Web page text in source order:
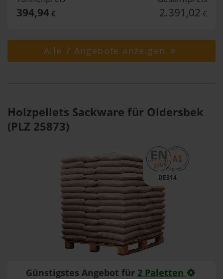
394,94€ 2.391,02 €
Alle 7 Angebote anzeigen
Holzpellets Sackware für Oldersbek
(PLZ 25873)
DE314
Günstigstes Angebot für 2 Paletten